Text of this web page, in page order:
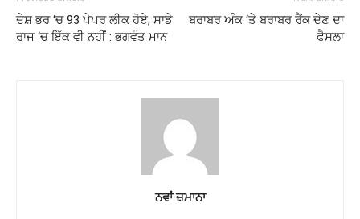
ਦੇਸ਼ ਭਰ ‘ਚ 93 ਪੇਪਰ ਲੀਕ ਹੋਏ, ਸਾਡੇ
ਰਾਜ ‘ਚ ਇੱਕ ਵੀ ਨਹੀਂ : ਭਗਵੰਤ ਮਾਨ
ਬਰਾਬਰ ਅੰਕ ‘ਤੇ ਬਰਾਬਰ ਰੈਂਕ ਦੇਣ ਦਾ
ਫੈਸਲਾ
ਨਵਾਂ ਜ਼ਮਾਨਾ